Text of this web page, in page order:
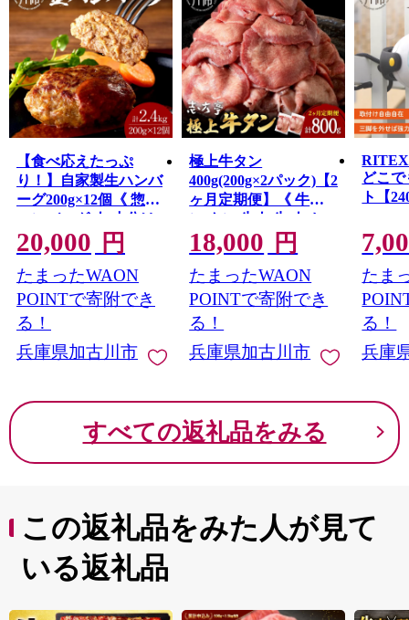
【食べ応えたっぷ
り！】自家製生ハンバ
ーグ200g×12個《 惣菜
ハンバーグ 肉 小分け
簡単調理 冷凍 焼くだ
け 人気 送料無料 加古
川市 グルメ 自家製 牛
ミンチ おすすめ プレ
ゼント お取り寄せ 》
【2302L09916】
20,000 円
たまったWAON
POINTで寄附でき
る！
兵庫県加古川市
極上牛タン
400g(200g×2パック)【2
ヶ月定期便】《 牛タ
ン タン 牛肉 牛 肉 お
肉 定期便 厳選 焼肉 焼
き肉 BBQ バーベキュ
ー しゃぶしゃぶ スラ
イス 小分け 小分けパ
ック 400g 牛タン薄切
り 》【2401A00417】
18,000 円
たまったWAON
POINTで寄附でき
る！
兵庫県加古川市
どこ
ト【
たま
る！
兵庫
すべての返礼品をみる
この返礼品をみた人が見て
いる返礼品